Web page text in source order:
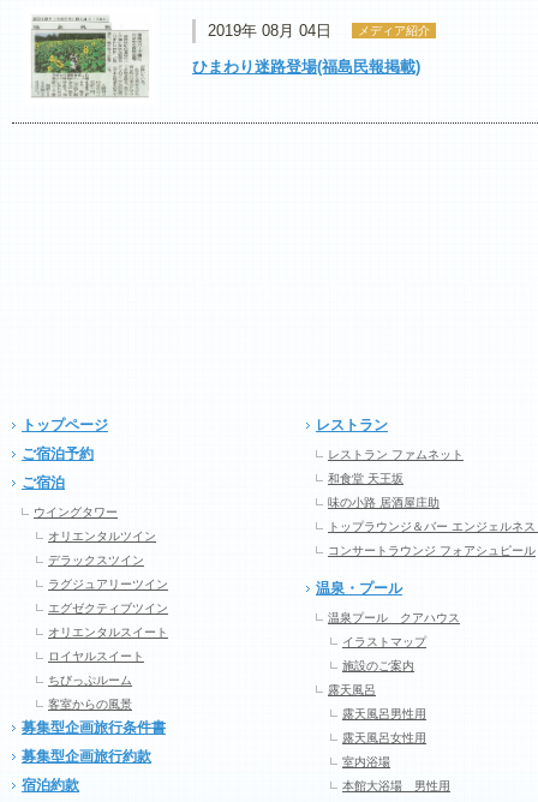
2019年 08月 04日 メディア紹介
ひまわり迷路登場(福島民報掲載)
トップページ
ご宿泊予約
ご宿泊
ウイングタワー
オリエンタルツイン
デラックスツイン
ラグジュアリーツイン
エグゼクティブツイン
オリエンタルスイート
ロイヤルスイート
ちびっぷルーム
客室からの風景
募集型企画旅行条件書
募集型企画旅行約款
宿泊約款
レストラン
レストラン ファムネット
和食堂 天王坂
味の小路 居酒屋庄助
トップラウンジ＆バー エンジェルネス
コンサートラウンジ フォアシュピール
温泉・プール
温泉プール クアハウス
イラストマップ
施設のご案内
露天風呂
露天風呂男性用
露天風呂女性用
室内浴場
本館大浴場 男性用